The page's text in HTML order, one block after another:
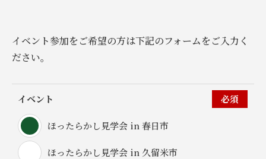
イベント参加をご希望の方は下記のフォームをご入力く
ださい。
イベント 必須
ほったらかし見学会 in 春日市
ほったらかし見学会 in 久留米市